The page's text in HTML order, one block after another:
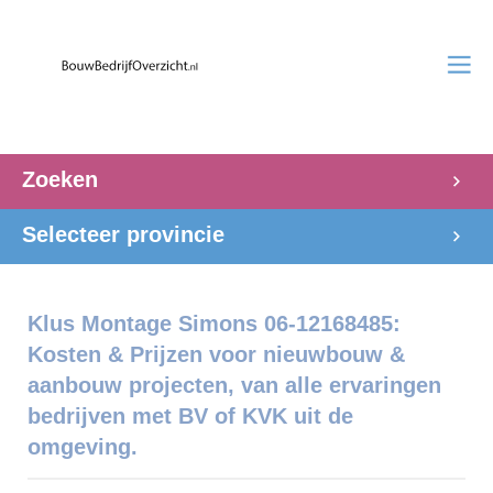
Zoeken
Selecteer provincie
Klus Montage Simons 06-12168485:
Kosten & Prijzen voor nieuwbouw &
aanbouw projecten, van alle ervaringen
bedrijven met BV of KVK uit de
omgeving.